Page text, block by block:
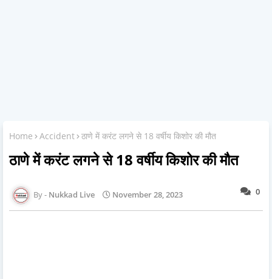
Home Accident ठाणे में करंट लगने से 18 वर्षीय किशोर की मौत
ठाणे में करंट लगने से 18 वर्षीय किशोर की मौत
0
Nukkad Live November 28, 2023